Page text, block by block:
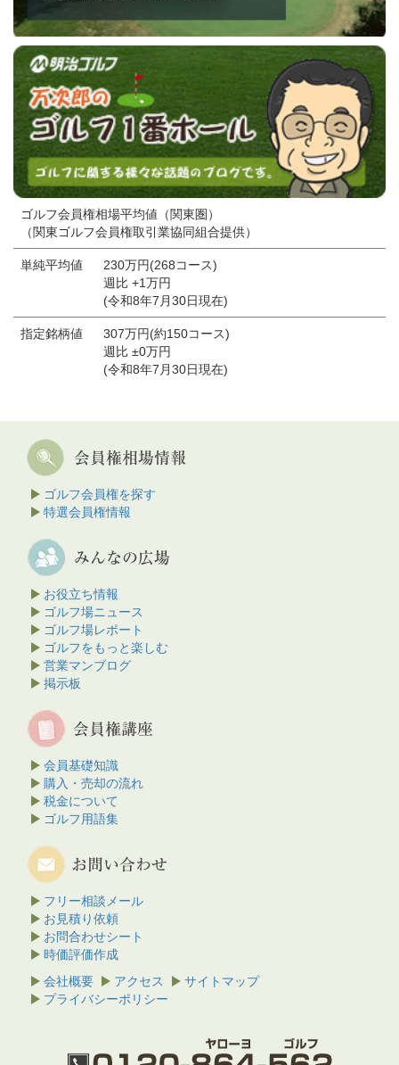
ゴルフ会員権相場平均値（関東圏）
（関東ゴルフ会員権取引業協同組合提供）
単純平均値
230万円(268コース)
週比 +1万円
(令和8年7月30日現在)
指定銘柄値
307万円(約150コース)
週比 ±0万円
(令和8年7月30日現在)
ゴルフ会員権を探す
特選会員権情報
お役立ち情報
ゴルフ場ニュース
ゴルフ場レポート
ゴルフをもっと楽しむ
営業マンブログ
掲示板
会員基礎知識
購入・売却の流れ
税金について
ゴルフ用語集
フリー相談メール
お見積り依頼
お問合わせシート
時価評価作成
会社概要
アクセス
サイトマップ
プライバシーポリシー